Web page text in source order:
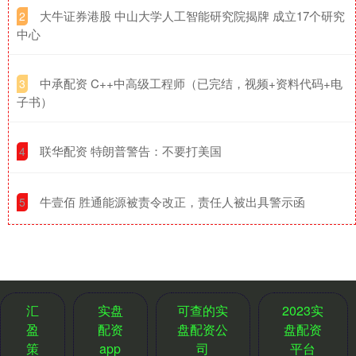
2
​大牛证券港股 中山大学人工智能研究院揭牌 成立17个研究
中心
3
​中承配资 C++中高级工程师（已完结，视频+资料代码+电
子书）
4 ​联华配资 特朗普警告：不要打美国
5 ​牛壹佰 胜通能源被责令改正，责任人被出具警示函
汇
盈
策
实盘
配资
app
可查的实
盘配资公
司
2023实
盘配资
平台